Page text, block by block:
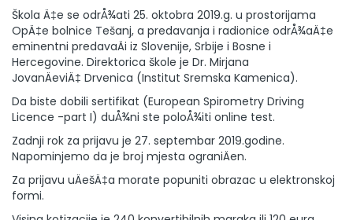
Škola Ä‡e se odrÅ¾ati 25. oktobra 2019.g. u prostorijama
OpÄ‡e bolnice Tešanj, a predavanja i radionice odrÅ¾aÄ‡e
eminentni predavaÄi iz Slovenije, Srbije i Bosne i
Hercegovine. Direktorica škole je Dr. Mirjana
JovanÄeviÄ‡ Drvenica (Institut Sremska Kamenica).
Da biste dobili sertifikat (European Spirometry Driving
Licence -part I) duÅ¾ni ste poloÅ¾iti online test.
Zadnji rok za prijavu je 27. septembar 2019.godine.
Napominjemo da je broj mjesta ograniÄen.
Za prijavu uÄešÄ‡a morate popuniti obrazac u elektronskoj
formi.